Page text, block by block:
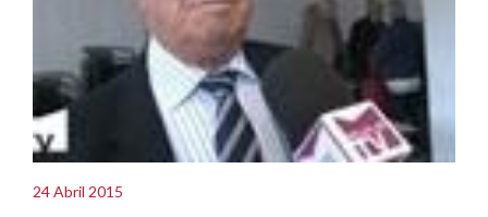
24 Abril 2015